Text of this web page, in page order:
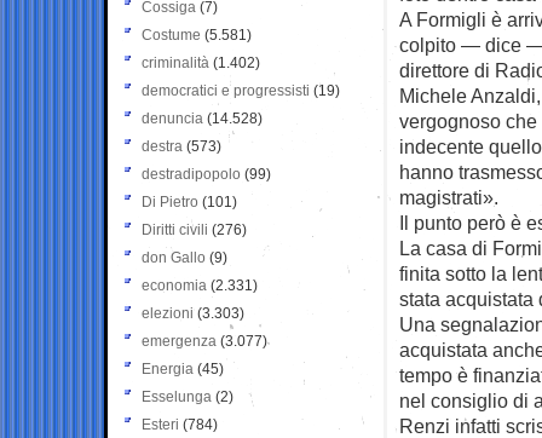
A Formigli è
colpito — dice —
direttore di
Michele
vergognoso
indecente
hanno
magistrati».
Il punto però è
La casa di
finita sotto la
stata acquistata
Una
acquistata
tempo è
nel consiglio di
Renzi infatti
Cossiga (7)
Costume (5.581)
criminalità (1.402)
democratici e progressisti (19)
denuncia (14.528)
destra (573)
destradipopolo (99)
Di Pietro (101)
Diritti civili (276)
don Gallo (9)
economia (2.331)
elezioni (3.303)
emergenza (3.077)
Energia (45)
Esselunga (2)
Esteri (784)